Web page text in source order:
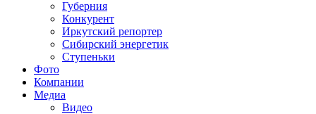
Губерния
Конкурент
Иркутский репортер
Сибирский энергетик
Ступеньки
Фото
Компании
Медиа
Видео